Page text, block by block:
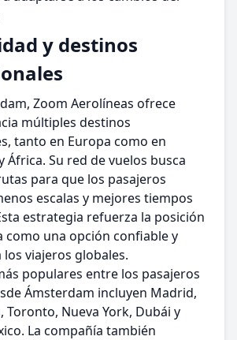
y destinos
Zoom Aerolíneas ofrece
múltiples destinos
tanto en Europa como en
África. Su red de vuelos busca
para que los pasajeros
escalas y mejores tiempos
estrategia refuerza la posición
como una opción confiable y
viajeros globales.
populares entre los pasajeros
Ámsterdam incluyen Madrid,
Toronto, Nueva York, Dubái y
La compañía también